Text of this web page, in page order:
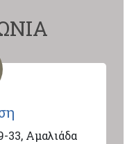
33, Αμαλιάδα